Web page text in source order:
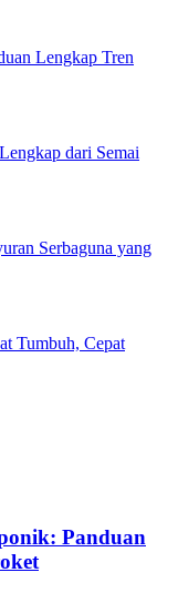
Lengkap Tren
dari Semai
Serbaguna yang
Tumbuh, Cepat
Panduan